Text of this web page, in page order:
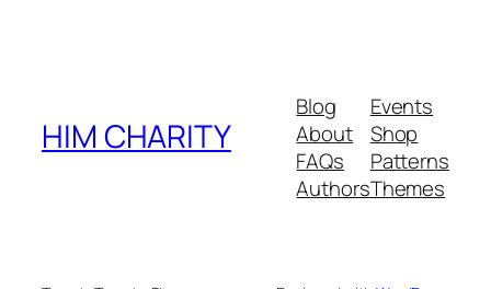
HIM CHARITY
Blog
About
FAQs
Authors
Events
Shop
Patterns
Themes